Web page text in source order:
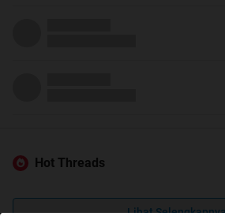
Hot Threads
Lihat